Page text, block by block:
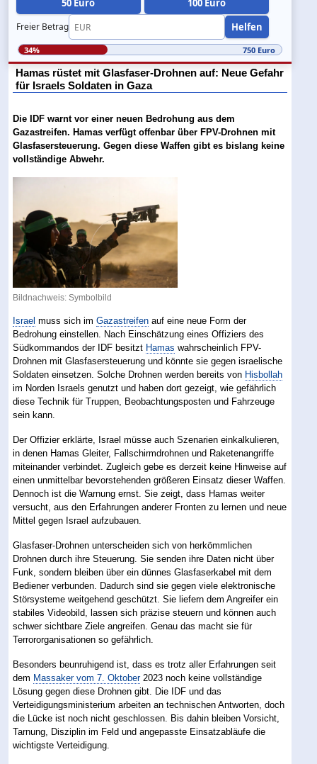
50 Euro 100 Euro
Freier Betrag Helfen
34% 750 Euro
Hamas rüstet mit Glasfaser-Drohnen auf: Neue Gefahr
für Israels Soldaten in Gaza
Die IDF warnt vor einer neuen Bedrohung aus dem
Gazastreifen. Hamas verfügt offenbar über FPV-Drohnen mit
Glasfasersteuerung. Gegen diese Waffen gibt es bislang keine
vollständige Abwehr.
Bildnachweis: Symbolbild
Israel muss sich imGazastreifen auf eine neue Form der
Bedrohung einstellen. Nach Einschätzung eines Offiziers des
Südkommandos der IDF besitzt Hamas wahrscheinlich FPV-
Drohnen mit Glasfasersteuerung und könnte sie gegen israelische
Soldaten einsetzen. Solche Drohnen werden bereits von Hisbollah
im Norden Israels genutzt und haben dort gezeigt, wie gefährlich
diese Technik für Truppen, Beobachtungsposten und Fahrzeuge
sein kann.
Der Offizier erklärte, Israel müsse auch Szenarien einkalkulieren,
in denen Hamas Gleiter, Fallschirmdrohnen und Raketenangriffe
miteinander verbindet. Zugleich gebe es derzeit keine Hinweise auf
einen unmittelbar bevorstehenden größeren Einsatz dieser Waffen.
Dennoch ist die Warnung ernst. Sie zeigt, dass Hamas weiter
versucht, aus den Erfahrungen anderer Fronten zu lernen und neue
Mittel gegen Israel aufzubauen.
Glasfaser-Drohnen unterscheiden sich von herkömmlichen
Drohnen durch ihre Steuerung. Sie senden ihre Daten nicht über
Funk, sondern bleiben über ein dünnes Glasfaserkabel mit dem
Bediener verbunden. Dadurch sind sie gegen viele elektronische
Störsysteme weitgehend geschützt. Sie liefern dem Angreifer ein
stabiles Videobild, lassen sich präzise steuern und können auch
schwer sichtbare Ziele angreifen. Genau das macht sie für
Terrororganisationen so gefährlich.
Besonders beunruhigend ist, dass es trotz aller Erfahrungen seit
dem Massaker vom 7. Oktober2023 noch keine vollständige
Lösung gegen diese Drohnen gibt. Die IDF und das
Verteidigungsministerium arbeiten an technischen Antworten, doch
die Lücke ist noch nicht geschlossen. Bis dahin bleiben Vorsicht,
Tarnung, Disziplin im Feld und angepasste Einsatzabläufe die
wichtigste Verteidigung.